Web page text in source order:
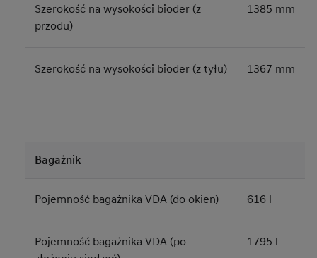
Szerokość na wysokości bioder (z
przodu)
1385 mm
Szerokość na wysokości bioder (z tyłu) 1367 mm
Bagażnik
Pojemność bagażnika VDA (do okien) 616 l
Pojemność bagażnika VDA (po
1795 l